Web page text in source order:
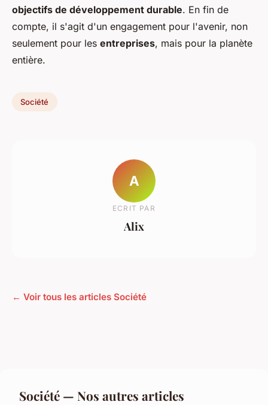
objectifs de développement durable. En fin de
compte, il s'agit d'un engagement pour l'avenir, non
seulement pour les entreprises, mais pour la planète
entière.
Société
A
ECRIT PAR
Alix
← Voir tous les articles Société
Société — Nos autres articles